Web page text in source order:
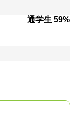
通学生 59%